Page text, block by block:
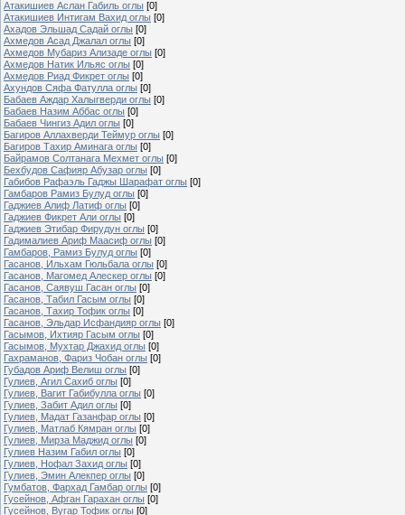
Атакишиев Аслан Габиль оглы [0]
Атакишиев Интигам Вахид оглы [0]
Ахадов Эльшад Садай оглы [0]
Ахмедов Асад Джалал оглы [0]
Ахмедов Мубариз Ализаде оглы [0]
Ахмедов Натик Ильяс оглы [0]
Ахмедов Риад Фикрет оглы [0]
Ахундов Сяфа Фатулла оглы [0]
Бабаев Аждар Халыгверди оглы [0]
Бабаев Назим Аббас оглы [0]
Бабаев Чингиз Адил оглы [0]
Багиров Аллахверди Теймур оглы [0]
Багиров Тахир Аминага оглы [0]
Байрамов Солтанага Мехмет оглы [0]
Бехбудов Сафияр Абузар оглы [0]
Габибов Рафаэль Гаджы Шарафат оглы [0]
Гамбаров Рамиз Булуд оглы [0]
Гаджиев Алиф Латиф оглы [0]
Гаджиев Фикрет Али оглы [0]
Гаджиев Этибар Фирудун оглы [0]
Гадималиев Ариф Маасиф оглы [0]
Гамбаров, Рамиз Булуд оглы [0]
Гасанов, Ильхам Гюльбала оглы [0]
Гасанов, Магомед Алескер оглы [0]
Гасанов, Саявуш Гасан оглы [0]
Гасанов, Табил Гасым оглы [0]
Гасанов, Тахир Тофик оглы [0]
Гасанов, Эльдар Исфандияр оглы [0]
Гасымов, Ихтияр Гасым оглы [0]
Гасымов, Мухтар Джахид оглы [0]
Гахраманов, Фариз Чобан оглы [0]
Губадов Ариф Велиш оглы [0]
Гулиев, Агил Сахиб оглы [0]
Гулиев, Вагит Габибулла оглы [0]
Гулиев, Забит Адил оглы [0]
Гулиев, Мадат Газанфар оглы [0]
Гулиев, Матлаб Кямран оглы [0]
Гулиев, Мирза Маджид оглы [0]
Гулиев Назим Габил оглы [0]
Гулиев, Нофал Захид оглы [0]
Гулиев, Эмин Алекпер оглы [0]
Гумбатов, Фархад Гамбар оглы [0]
Гусейнов, Афган Гарахан оглы [0]
Гусейнов, Вугар Тофик оглы [0]